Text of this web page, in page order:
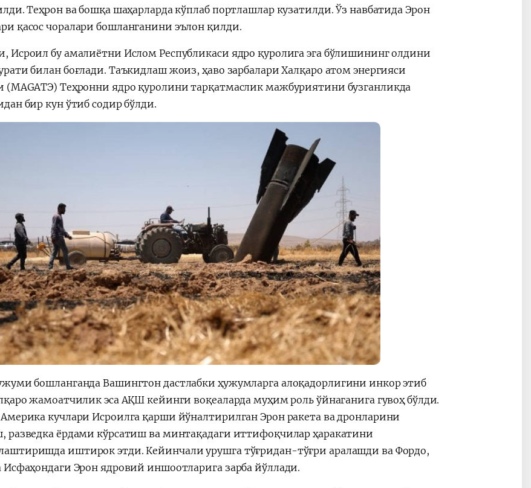
Теҳрон ва бошқа шаҳарларда кўплаб портлашлар кузатилди. Ўз навбатида Эрон
қасос чоралари бошланганини эълон қилди.
Исроил бу амалиётни Ислом Республикаси ядро қуролига эга бўлишининг олдини
билан боғлади. Таъкидлаш жоиз, ҳаво зарбалари Халқаро атом энергияси
(МАGАТЭ) Теҳронни ядро қуролини тарқатмаслик мажбуриятини бузганликда
бир кун ўтиб содир бўлди.
бошланганда Вашингтон дастлабки ҳужумларга алоқадорлигини инкор этиб
жамоатчилик эса АҚШ кейинги воқеаларда муҳим роль ўйнаганига гувоҳ бўлди.
кучлари Исроилга қарши йўналтирилган Эрон ракета ва дронларини
разведка ёрдами кўрсатиш ва минтақадаги иттифоқчилар ҳаракатини
иштирок этди. Кейинчали урушга тўғридан-тўғри аралашди ва Фордо,
Исфаҳондаги Эрон ядровий иншоотларига зарба йўллади.